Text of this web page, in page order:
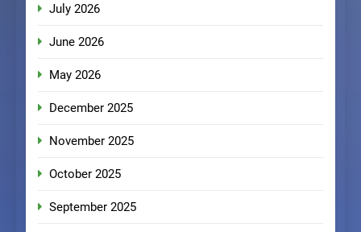
July 2026
June 2026
May 2026
December 2025
November 2025
October 2025
September 2025